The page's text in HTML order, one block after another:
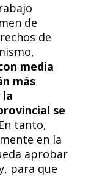
de
de
media
más
la
se
tanto,
en la
aprobar
para que